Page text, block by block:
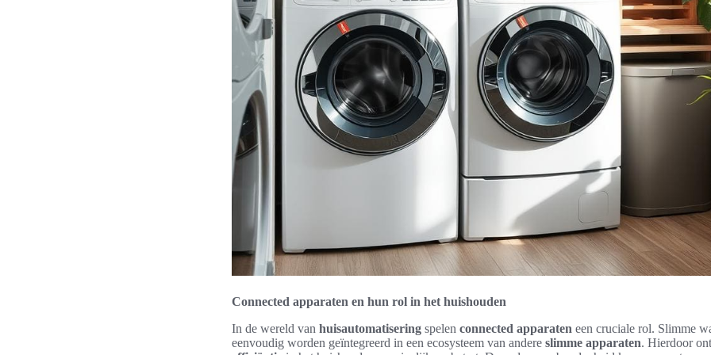
Connected apparaten en hun rol in het huishouden
In de wereld van huisautomatisering spelen connected apparaten een cruciale rol. Slimme
eenvoudig worden geïntegreerd in een ecosysteem van andere slimme apparaten. Hierdoor